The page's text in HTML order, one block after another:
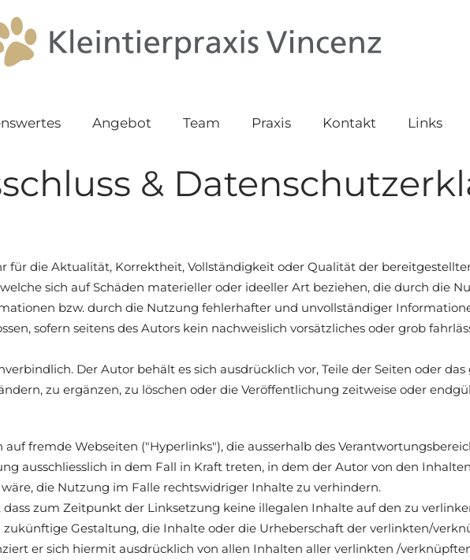
Angebot Team Praxis Kontakt Links
&
für die Aktualität, Korrektheit, Vollständigkeit oder Qualität der
sich auf Schäden materieller oder ideeller Art beziehen, die durch die
bzw. durch die Nutzung fehlerhafter und unvollständiger
sofern seitens des Autors kein nachweislich vorsätzliches oder grob
Der Autor behält es sich ausdrücklich vor, Teile der Seiten oder
zu ergänzen, zu löschen oder die Veröffentlichung zeitweise oder
fremde Webseiten ("Hyperlinks"), die ausserhalb des
ausschliesslich in dem Fall in Kraft treten, in dem der Autor von den
die Nutzung im Falle rechtswidriger Inhalte zu verhindern.
zum Zeitpunkt der Linksetzung keine illegalen Inhalte auf den zu
Gestaltung, die Inhalte oder die Urheberschaft der verlinkten/
er sich hiermit ausdrücklich von allen Inhalten aller verlinkten /